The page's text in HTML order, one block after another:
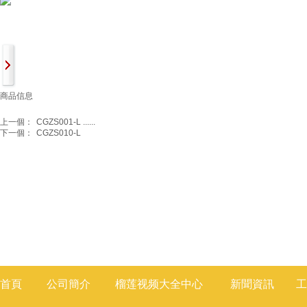
商品信息
上一個：
CGZS001-L ......
下一個：
CGZS010-L
首頁 公司簡介 榴莲视频大全中心 新聞資訊